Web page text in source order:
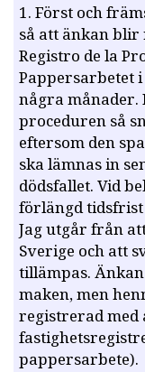
1. Först och
så att änkan blir
Registro de la
Pappersarbetet
några
proceduren så
eftersom den
ska lämnas in
dödsfallet. Vid
förlängd
Jag utgår från
Sverige och att
tillämpas.
maken, men
registrerad med
pappersarbete).